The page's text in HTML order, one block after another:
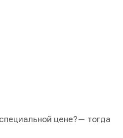
цене?— тогда